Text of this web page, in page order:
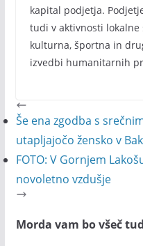
kapital podjetja.
tudi v aktivnosti
kulturna, športna in
izvedbi humanitarnih
Še ena zgodba s
utapljajočo žensko v
FOTO: V Gornjem
novoletno vzdušje
Morda vam bo všeč